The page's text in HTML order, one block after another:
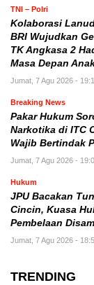
TNI – Polri
Kolaborasi
BRI Wujudkan
TK Angkasa 2
Masa Depan
Jumat, 7 Agu 2026 -
Breaking News
Pakar Hukum
Narkotika di ITC
Wajib Bertindak
Jumat, 7 Agu 2026 -
Hukum
JPU Bacakan
Cincin, Kuasa
Pembelaan
Jumat, 7 Agu 2026 -
TRENDING